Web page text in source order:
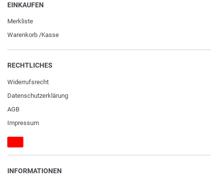
EINKAUFEN
Merkliste
Warenkorb /Kasse
RECHTLICHES
Widerrufs­recht
Daten­schutz­erklärung
AGB
Impressum
INFORMATIONEN